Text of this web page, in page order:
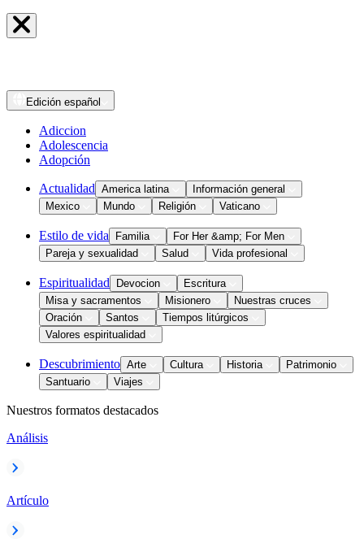
Edición español
Adiccion
Adolescencia
Adopción
Actualidad America latina
Información general
Mexico
Mundo Religión Vaticano
Estilo de vida Familia
For Her &amp; For Men
Pareja y sexualidad
Salud Vida profesional
Espiritualidad Devocion
Escritura
Misa y sacramentos
Misionero
Nuestras cruces
Oración
Santos
Tiempos litúrgicos
Valores espiritualidad
Descubrimiento Arte Cultura Historia
Patrimonio
Santuario
Viajes
Nuestros formatos destacados
Análisis
Artículo